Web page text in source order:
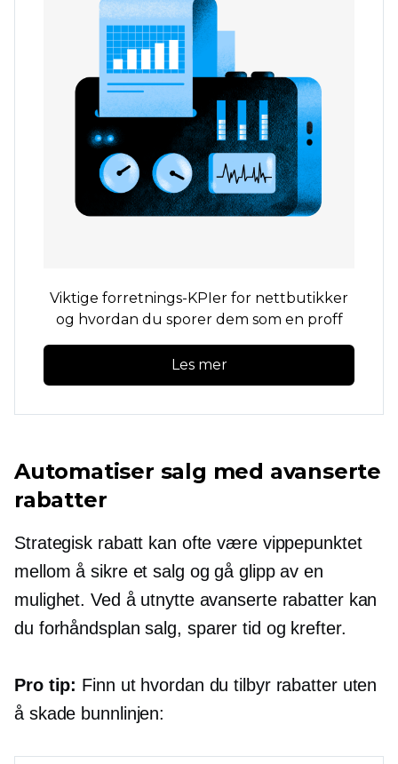
Viktige forretnings-KPIer for nettbutikker
og hvordan du sporer dem som en proff
Les mer
Automatiser salg med avanserte
rabatter
Strategisk rabatt kan ofte være vippepunktet
mellom å sikre et salg og gå glipp av en
mulighet. Ved å utnytte avanserte rabatter kan
du forhåndsplan salg, sparer tid og krefter.
Pro tip: Finn ut hvordan du tilbyr rabatter uten
å skade bunnlinjen: